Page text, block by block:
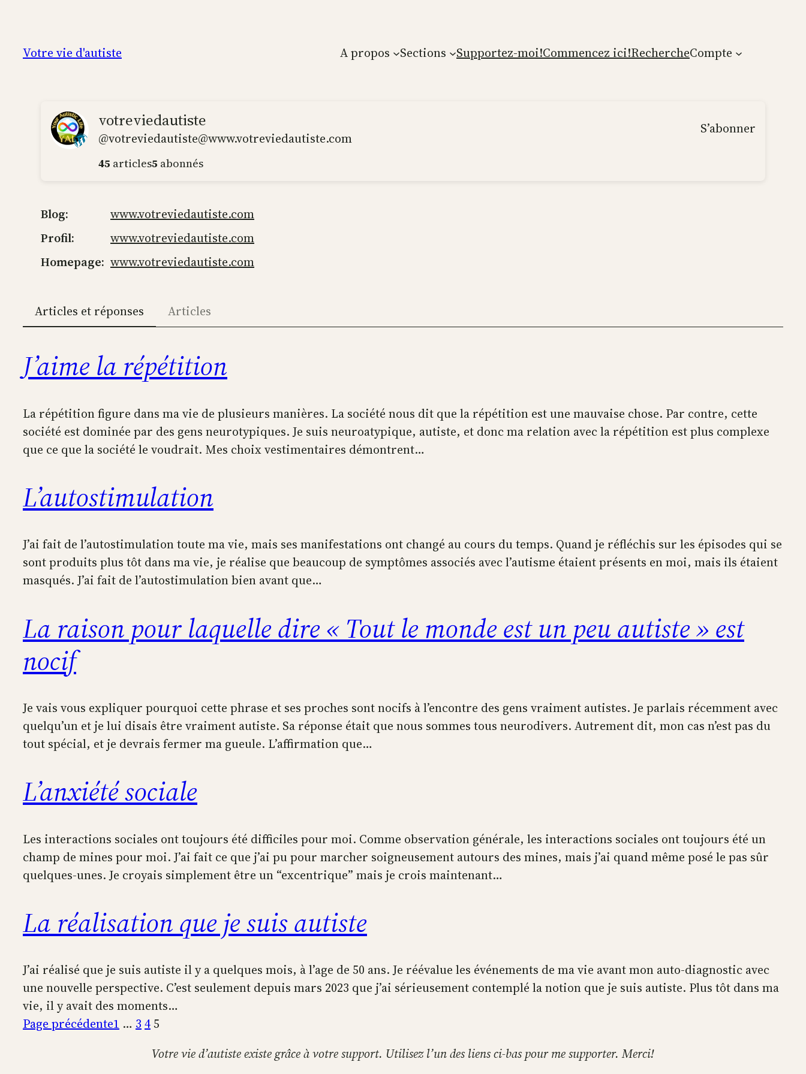
contenu
Votre vie d'autiste A propos Sections Supportez-moi!Commencez ici!RechercheCompte
votreviedautiste
@votreviedautiste@www.votreviedautiste.com
S’abonner
45 articles5 abonnés
Blog
www.votreviedautiste.com
Profil
www.votreviedautiste.com
Homepage www.votreviedautiste.com
Articles et réponses Articles
J’aime la répétition
La répétition figure dans ma vie de plusieurs manières. La société nous dit que la répétition est une mauvaise chose. Par contre, cette
société est dominée par des gens neurotypiques. Je suis neuroatypique, autiste, et donc ma relation avec la répétition est plus complexe
que ce que la société le voudrait. Mes choix vestimentaires démontrent…
L’autostimulation
J’ai fait de l’autostimulation toute ma vie, mais ses manifestations ont changé au cours du temps. Quand je réfléchis sur les épisodes qui se
sont produits plus tôt dans ma vie, je réalise que beaucoup de symptômes associés avec l’autisme étaient présents en moi, mais ils étaient
masqués. J’ai fait de l’autostimulation bien avant que…
La raison pour laquelle dire « Tout le monde est un peu autiste » est
nocif
Je vais vous expliquer pourquoi cette phrase et ses proches sont nocifs à l’encontre des gens vraiment autistes. Je parlais récemment avec
quelqu’un et je lui disais être vraiment autiste. Sa réponse était que nous sommes tous neurodivers. Autrement dit, mon cas n’est pas du
tout spécial, et je devrais fermer ma gueule. L’affirmation que…
L’anxiété sociale
Les interactions sociales ont toujours été difficiles pour moi. Comme observation générale, les interactions sociales ont toujours été un
champ de mines pour moi. J’ai fait ce que j’ai pu pour marcher soigneusement autours des mines, mais j’ai quand même posé le pas sûr
quelques-unes. Je croyais simplement être un “excentrique” mais je crois maintenant…
La réalisation que je suis autiste
J’ai réalisé que je suis autiste il y a quelques mois, à l’age de 50 ans. Je réévalue les événements de ma vie avant mon auto-diagnostic avec
une nouvelle perspective. C’est seulement depuis mars 2023 que j’ai sérieusement contemplé la notion que je suis autiste. Plus tôt dans ma
vie, il y avait des moments…
Page précédente1 … 3 45
Votre vie d’autiste existe grâce à votre support. Utilisez l’un des liens ci-bas pour me supporter. Merci!